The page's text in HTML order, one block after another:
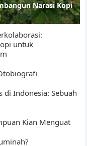
Narasi Kopi
untuk
di Indonesia: Sebuah
Kian Menguat